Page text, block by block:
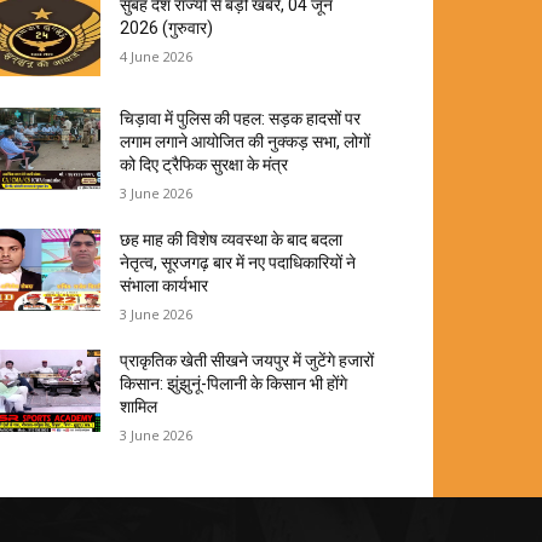
सुबह देश राज्यों से बड़ी खबरें, 04 जून
2026 (गुरुवार)
4 June 2026
चिड़ावा में पुलिस की पहल: सड़क हादसों पर
लगाम लगाने आयोजित की नुक्कड़ सभा, लोगों
को दिए ट्रैफिक सुरक्षा के मंत्र
3 June 2026
छह माह की विशेष व्यवस्था के बाद बदला
नेतृत्व, सूरजगढ़ बार में नए पदाधिकारियों ने
संभाला कार्यभार
3 June 2026
प्राकृतिक खेती सीखने जयपुर में जुटेंगे हजारों
किसान: झुंझुनूं-पिलानी के किसान भी होंगे
शामिल
3 June 2026